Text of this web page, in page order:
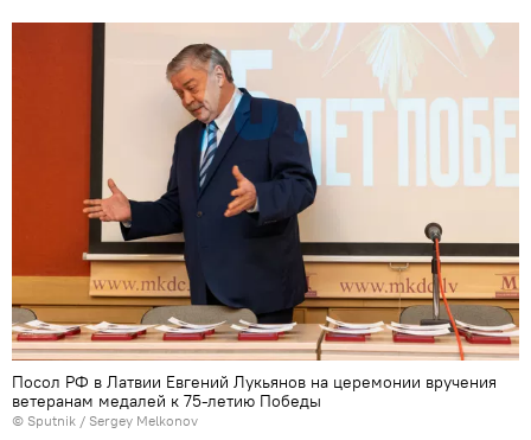
Посол РФ в Латвии Евгений Лукьянов на церемонии вручения
ветеранам медалей к 75-летию Победы
© Sputnik / Sergey Melkonov